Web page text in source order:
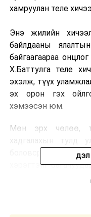
хамруулан теле
Энэ жилийн
байлдааны
байгаагаараа
Х.Баттулга теле
эхэлж, түүх
эх орон гэх
хэмээсэн юм.
Мөн эрх чөлөө,
боловсролтой, эх
хэрэгтэйг
дээрх сэдвээр